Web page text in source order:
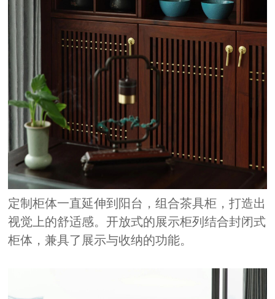
定制柜体一直延伸到阳台，组合茶具柜，打造出
视觉上的舒适感。开放式的展示柜列结合封闭式
柜体，兼具了展示与收纳的功能。